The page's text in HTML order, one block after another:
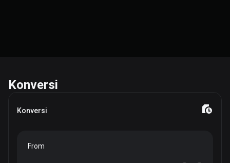
Konversi
Konversi
From